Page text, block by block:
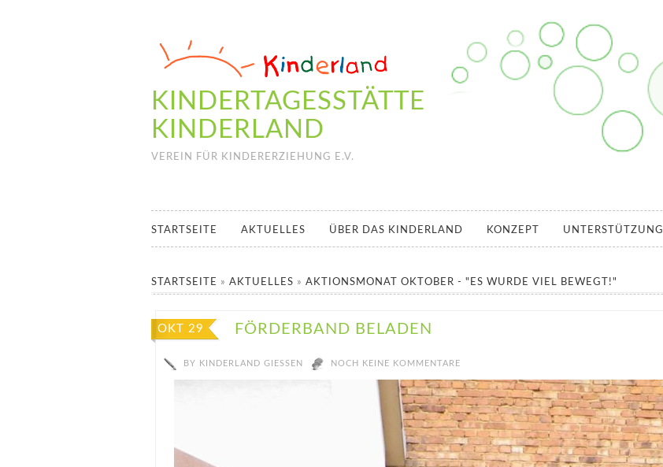
KINDERTAGESSTÄTTE
KINDERLAND
VEREIN FÜR KINDERERZIEHUNG E.V.
STARTSEITE AKTUELLES ÜBER DAS KINDERLAND KONZEPT UNTERSTÜTZUNG
STARTSEITE » AKTUELLES » AKTIONSMONAT OKTOBER - "ES WURDE VIEL BEWEGT!"
OKT 29 FÖRDERBAND BELADEN
BY KINDERLAND GIESSEN NOCH KEINE KOMMENTARE